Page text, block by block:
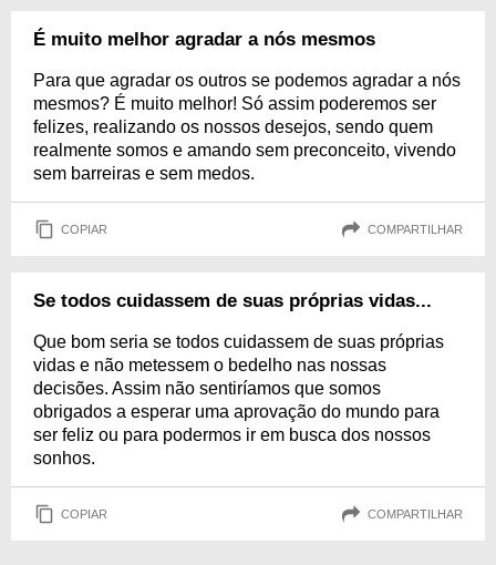
É muito melhor agradar a nós mesmos
Para que agradar os outros se podemos agradar a nós
mesmos? É muito melhor! Só assim poderemos ser
felizes, realizando os nossos desejos, sendo quem
realmente somos e amando sem preconceito, vivendo
sem barreiras e sem medos.
COPIAR COMPARTILHAR
Se todos cuidassem de suas próprias vidas...
Que bom seria se todos cuidassem de suas próprias
vidas e não metessem o bedelho nas nossas
decisões. Assim não sentiríamos que somos
obrigados a esperar uma aprovação do mundo para
ser feliz ou para podermos ir em busca dos nossos
sonhos.
COPIAR COMPARTILHAR